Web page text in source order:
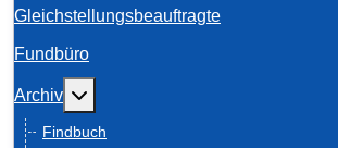
Gleichstellungsbeauftragte
Fundbüro
Archiv Weitere Informationen: Archiv
Findbuch